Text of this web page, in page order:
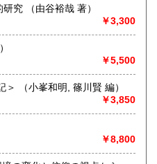
白山・石動修験の宗教民俗学的研究 （由谷裕哉 著）
￥3,300
￥5,500
日本霊異記を読む ＜日本霊異記＞ （小峯和明, 篠川賢 編）
￥3,850
￥8,800